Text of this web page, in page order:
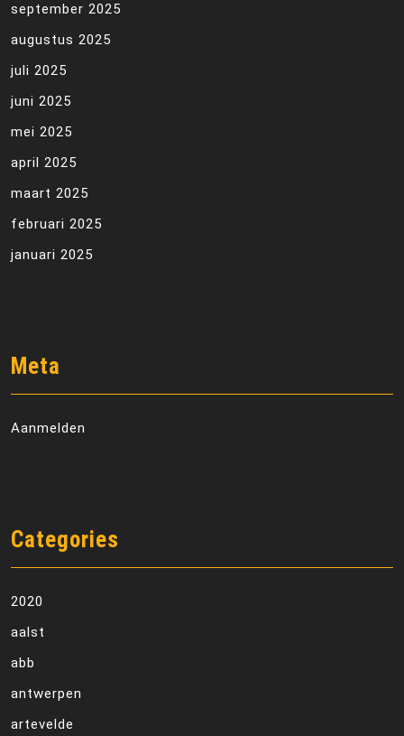
september 2025
augustus 2025
juli 2025
juni 2025
mei 2025
april 2025
maart 2025
februari 2025
januari 2025
Meta
Aanmelden
Categories
2020
aalst
abb
antwerpen
artevelde